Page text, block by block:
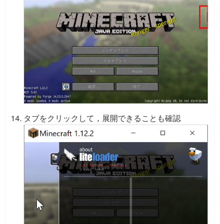
タブをクリックして，展開できることも確認